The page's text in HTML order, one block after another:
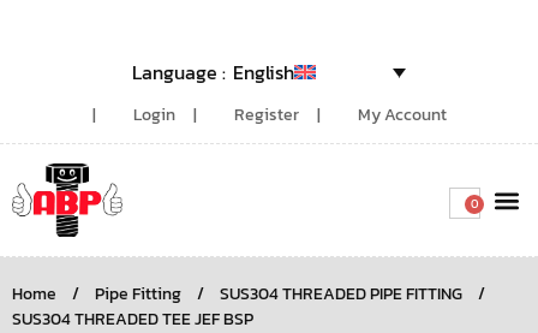
English
Login Register My Account
0
Home / Pipe Fitting / SUS304 THREADED PIPE FITTING
/
SUS304 THREADED TEE JEF BSP